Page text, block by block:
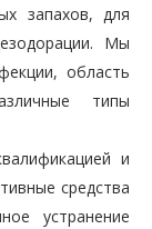
запахов, для
Мы
область
типы
и
средства
устранение